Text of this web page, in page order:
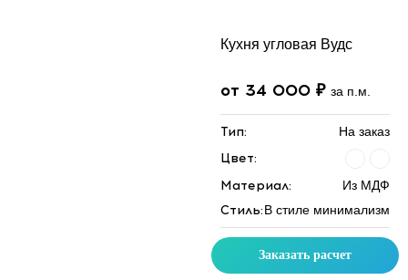
Кухня угловая Вудс
от 34 000 ₽ за п.м.
Тип: На заказ
Цвет:
Материал:
Из МДФ
Стиль:В стиле минимализм
Заказать расчет